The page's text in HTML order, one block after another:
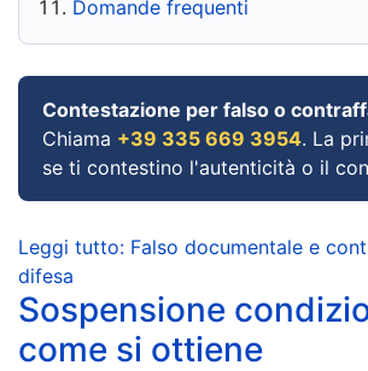
Domande frequenti
Contestazione per falso o
Chiama +39 335 669 3954. La
se ti contestino l'autenticità o il
Leggi tutto: Falso documentale e
difesa
Sospensione
come si ottiene